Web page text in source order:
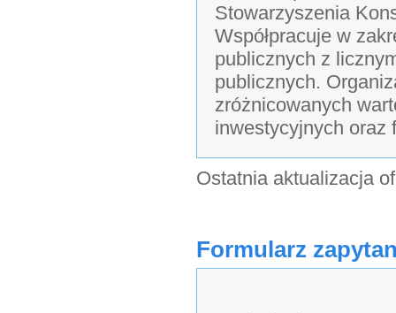
Stowarzyszenia
Współpracuje w
publicznych z
publicznych.
zróżnicowanych
inwestycyjnych oraz
Ostatnia aktualizacja
Formularz